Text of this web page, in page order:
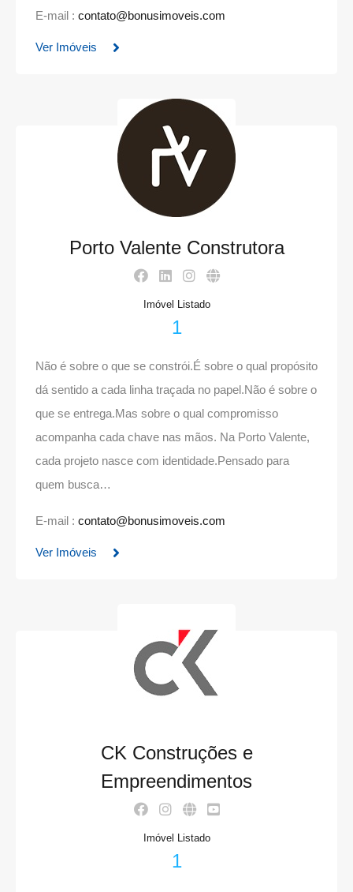
E-mail : contato@bonusimoveis.com
Ver Imóveis
Porto Valente Construtora
Imóvel Listado
1
Não é sobre o que se constrói.É sobre o qual propósito
dá sentido a cada linha traçada no papel.Não é sobre o
que se entrega.Mas sobre o qual compromisso
acompanha cada chave nas mãos. Na Porto Valente,
cada projeto nasce com identidade.Pensado para
quem busca…
E-mail : contato@bonusimoveis.com
Ver Imóveis
CK Construções e
Empreendimentos
Imóvel Listado
1